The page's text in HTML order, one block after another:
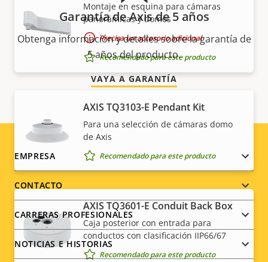
Montaje en esquina para cámaras
panorámicas y domos
Precisa un accesorio adicional
Recomendado para este producto
AXIS TQ3103-E Pendant Kit
Para una selección de cámaras domo
de Axis
Recomendado para este producto
AXIS TQ3601-E Conduit Back Box
Caja posterior con entrada para
conductos con clasificación IIP66/67
Recomendado para este producto
Garantía de Axis de 5 años
Obtenga información y detalles sobre la garantía de
5 años del producto.
VAYA A GARANTÍA
Footer
menu
EMPRESA
CONTACTO
CARRERAS PROFESIONALES
NOTICIAS E HISTORIAS